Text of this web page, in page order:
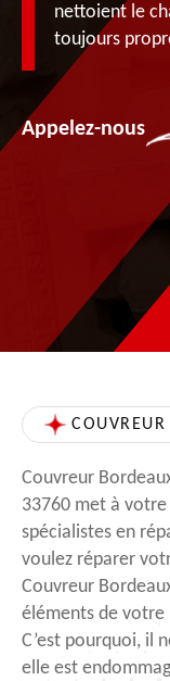
nettoient le
toujours
Appelez-nous
Couvreur
33760 met à
spécialistes en
voulez réparer
Couvreur
éléments de votre
C’est pourquoi, il
elle est